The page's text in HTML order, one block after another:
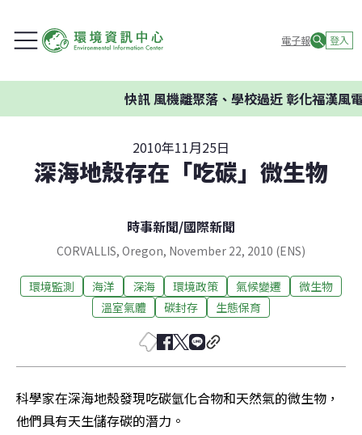
電子報 登入
快訊風機離聚落、學校過近 彰化福漢風電
2010年11月25日
深海地殼存在「吃碳」微生物
時事新聞/國際新聞
CORVALLIS, Oregon, November 22, 2010 (ENS)
環境監測 海洋 深海 環境政策 氣候變遷
微生物
溫室氣體
碳封存 生態保育
科學家在深海地殼發現吃碳氫化合物和天然氣的微生物，
他們具有天生儲存碳的潛力。